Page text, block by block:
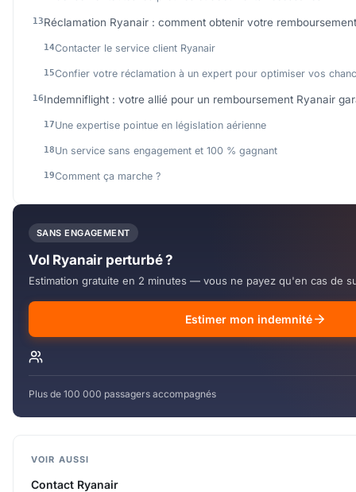
Réclamation Ryanair : comment obtenir votre
Contacter le service client Ryanair
Confier votre réclamation à un expert pour optimiser vos
Indemniflight : votre allié pour un remboursement Ryanair
Une expertise pointue en législation aérienne
Un service sans engagement et 100 % gagnant
Comment ça marche ?
SANS ENGAGEMENT
Vol Ryanair perturbé ?
Estimation gratuite en 2 minutes — vous ne payez qu'en cas de
Estimer mon indemnité
Plus de 100 000 passagers accompagnés
VOIR AUSSI
Contact Ryanair